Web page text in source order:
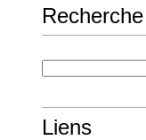
Recherche
Liens